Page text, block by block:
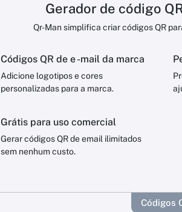
Gerador de código
Qr-Man simplifica criar códigos QR
Códigos QR de e -mail da marca
Adicione logotipos e cores
personalizadas para a marca.
Grátis para uso comercial
Gerar códigos QR de email ilimitados
sem nenhum custo.
Códigos